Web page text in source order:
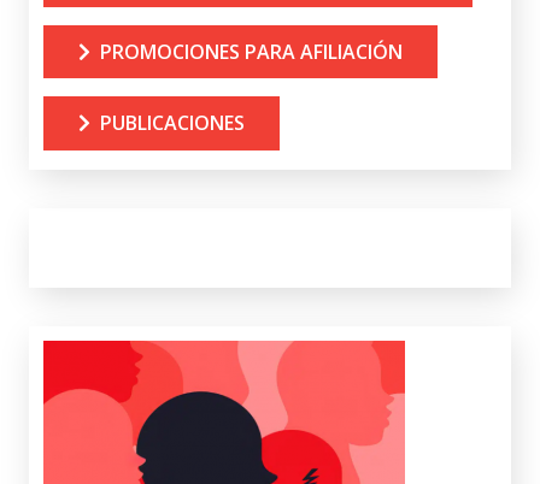
PROMOCIONES PARA AFILIACIÓN
PUBLICACIONES